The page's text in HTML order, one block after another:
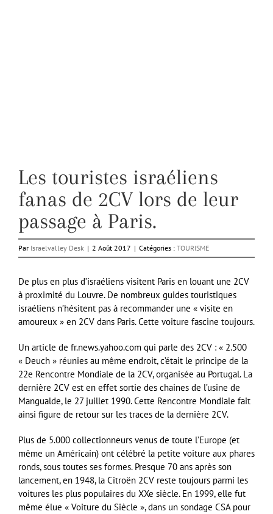
Les touristes israéliens
fanas de 2CV lors de leur
passage à Paris.
Par Israelvalley Desk | 2 Août 2017 | Catégories : TOURISME
De plus en plus d’israéliens visitent Paris en louant une 2CV
à proximité du Louvre. De nombreux guides touristiques
israéliens n’hésitent pas à recommander une « visite en
amoureux » en 2CV dans Paris. Cette voiture fascine toujours.
Un article de fr.news.yahoo.com qui parle des 2CV : « 2.500
« Deuch » réunies au même endroit, c’était le principe de la
22e Rencontre Mondiale de la 2CV, organisée au Portugal. La
dernière 2CV est en effet sortie des chaines de l’usine de
Mangualde, le 27 juillet 1990. Cette Rencontre Mondiale fait
ainsi figure de retour sur les traces de la dernière 2CV.
Plus de 5.000 collectionneurs venus de toute l’Europe (et
même un Américain) ont célébré la petite voiture aux phares
ronds, sous toutes ses formes. Presque 70 ans après son
lancement, en 1948, la Citroën 2CV reste toujours parmi les
voitures les plus populaires du XXe siècle. En 1999, elle fut
même élue « Voiture du Siècle », dans un sondage CSA pour